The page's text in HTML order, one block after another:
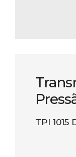
TPI 1015